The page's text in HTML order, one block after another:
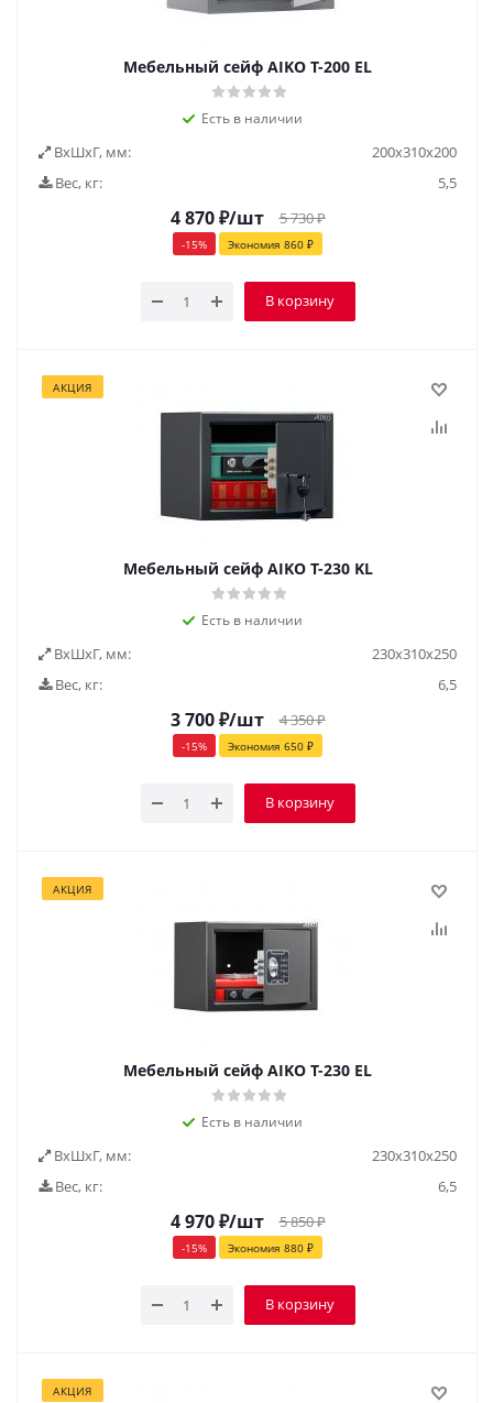
Мебельный сейф AIKO Т-200 EL
Есть в наличии
ВxШxГ, мм:
200х310х200
Вес, кг:
5,5
4 870₽/шт 5 730₽
-15% Экономия 860 ₽
В корзину
АКЦИЯ
Мебельный сейф AIKO Т-230 KL
Есть в наличии
ВxШxГ, мм:
230х310х250
Вес, кг:
6,5
3 700₽/шт 4 350₽
-15% Экономия 650 ₽
В корзину
АКЦИЯ
Мебельный сейф AIKO Т-230 EL
Есть в наличии
ВxШxГ, мм:
230х310х250
Вес, кг:
6,5
4 970₽/шт 5 850₽
-15% Экономия 880 ₽
В корзину
АКЦИЯ